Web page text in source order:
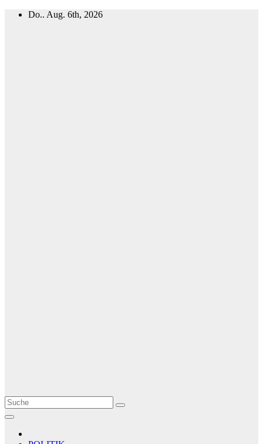
Zum
Do.. Aug. 6th, 2026
Le Matin
AGENCE DE PRESSE